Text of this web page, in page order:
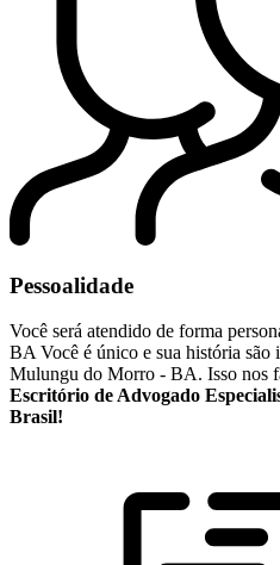
Pessoalidade
Você será atendido de forma
BA Você é único e sua história são
Mulungu do Morro - BA. Isso nos
Escritório de Advogado
Brasil!